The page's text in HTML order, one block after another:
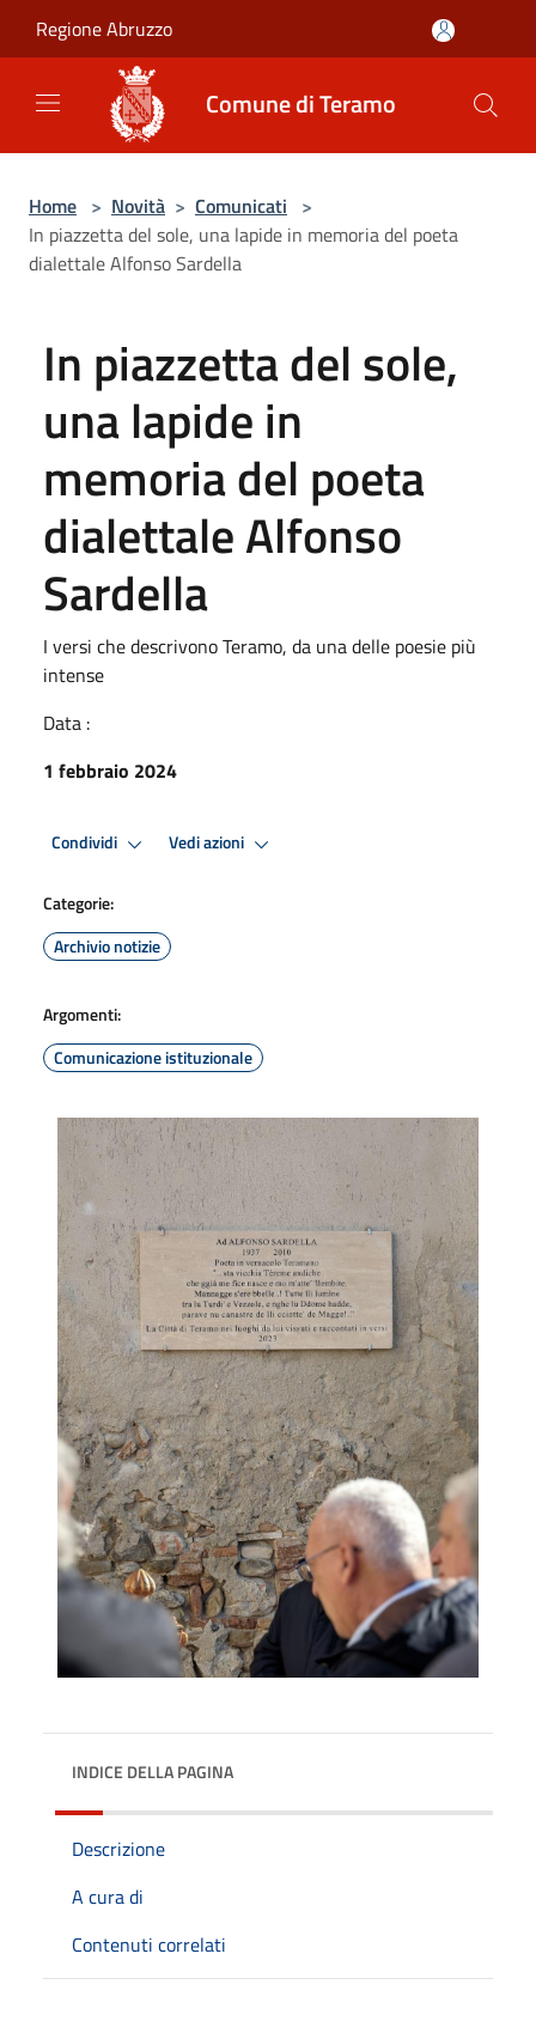
Regione Abruzzo
Comune di Teramo
Home > Novità > Comunicati >
In piazzetta del sole, una lapide in memoria del poeta
dialettale Alfonso Sardella
In piazzetta del sole,
una lapide in
memoria del poeta
dialettale Alfonso
Sardella
I versi che descrivono Teramo, da una delle poesie più
intense
Data :
1 febbraio 2024
Condividi Vedi azioni
Categorie:
Archivio notizie
Argomenti:
Comunicazione istituzionale
INDICE DELLA PAGINA
Descrizione
A cura di
Contenuti correlati